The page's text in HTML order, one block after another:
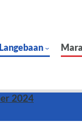
Langebaan
2024